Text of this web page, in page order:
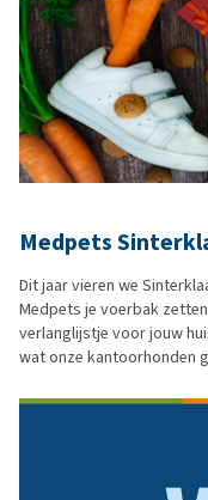
Medpets
Dit jaar vieren we
Medpets je voerbak
verlanglijstje voor jouw
wat onze kantoorhonden